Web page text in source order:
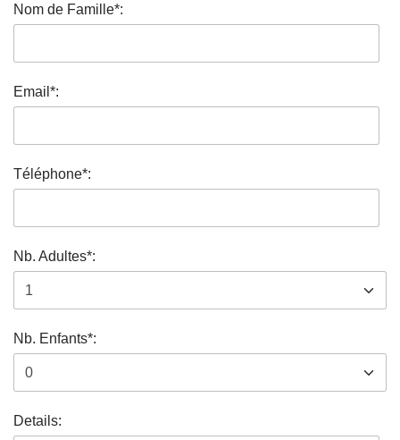
Nom de Famille*:
Email*:
Téléphone*:
Nb. Adultes*:
Nb. Enfants*:
Details: